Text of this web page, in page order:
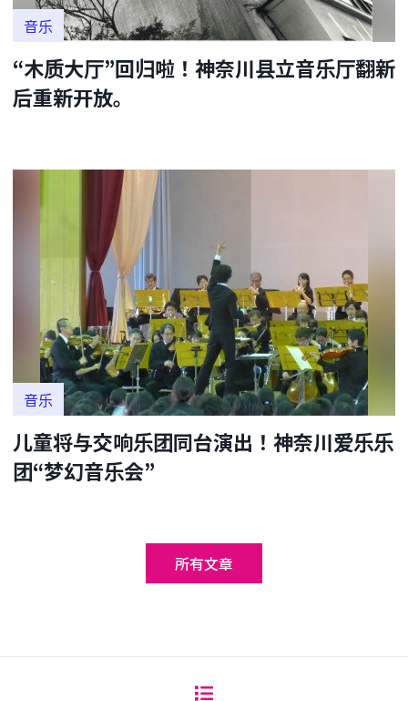
音乐
“木质大厅”回归啦！神奈川县立音乐厅翻新
后重新开放。
音乐
儿童将与交响乐团同台演出！神奈川爱乐乐
团“梦幻音乐会”
所有文章